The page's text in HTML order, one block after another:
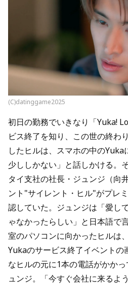
(C)datinggame2025
初日の勤務でいきなり「Yuka!
ビス終了を知り、この世の終わ
したヒルは、スマホの中のYuka
少ししかない」と話しかける。
タイ支社の社長・ジュンジ（向
ント"サイレント・ヒル"がプレ
認していた。ジュンジは「愛し
ゃなかったらしい」と日本語で
室のパソコンに向かったヒルは
Yukaのサービス終了イベントの
なヒルの元に1本の電話がかか
ュンジ。「今すぐ会社に来るよ